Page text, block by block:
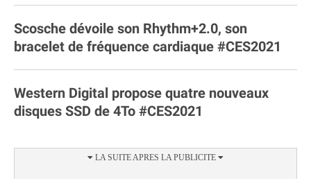
Scosche dévoile son Rhythm+2.0, son
bracelet de fréquence cardiaque #CES2021
Western Digital propose quatre nouveaux
disques SSD de 4To #CES2021